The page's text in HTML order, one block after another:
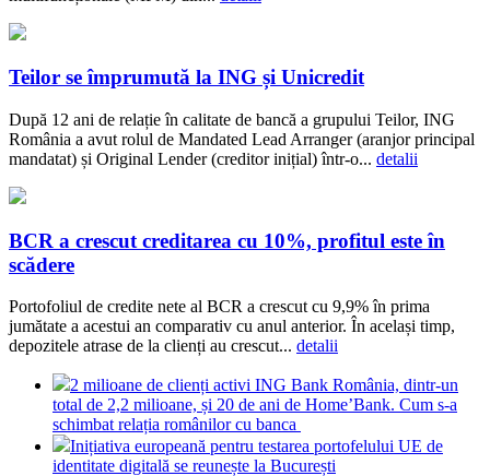
Teilor se împrumută la ING și Unicredit
După 12 ani de relație în calitate de bancă a grupului Teilor, ING
România a avut rolul de Mandated Lead Arranger (aranjor principal
mandatat) și Original Lender (creditor inițial) într-o... detalii
BCR a crescut creditarea cu 10%, profitul este în
scădere
Portofoliul de credite nete al BCR a crescut cu 9,9% în prima
jumătate a acestui an comparativ cu anul anterior. În același timp,
depozitele atrase de la clienți au crescut... detalii
2 milioane de clienți activi ING Bank România, dintr-un
total de 2,2 milioane, și 20 de ani de Home’Bank. Cum s-a
schimbat relația românilor cu banca
Inițiativa europeană pentru testarea portofelului UE de
identitate digitală se reunește la București